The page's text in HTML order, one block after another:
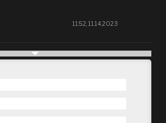
11:52, 11.14.2023